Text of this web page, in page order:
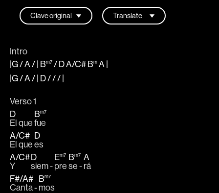
Intro
|G/A/ | Bm7 / DA/C# Bm A
|G/A/ | D/ / / |
Verso 1
D
El que
Bm7
fue
A/C#
El que
D
es
A/C#
Y
D
siem -
Em7
pre
Bm7
se -
A
rá
F#/A#
Canta -
Bm7
mos